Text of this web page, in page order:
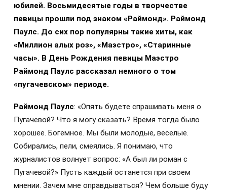
юбилей. Восьмидесятые годы в творчестве
певицы прошли под знаком «Раймонд». Раймонд
Паулс. До сих пор популярны такие хиты, как
«Миллион алых роз», «Маэстро», «Старинные
часы». В День Рождения певицы Маэстро
Раймонд Паулс рассказал немного о том
«пугачевском» периоде.
Раймонд Паулс: «Опять будете спрашивать меня о
Пугачевой? Что я могу сказать? Время тогда было
хорошее. Богемное. Мы были молодые, веселые.
Собирались, пели, смеялись. Я понимаю, что
журналистов волнует вопрос: «А был ли роман с
Пугачевой?» Пусть каждый останется при своем
мнении. Зачем мне оправдываться? Чем больше буду